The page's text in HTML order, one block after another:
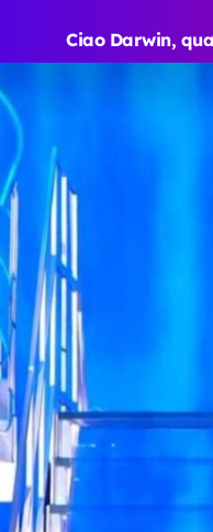
Ciao Darwin,